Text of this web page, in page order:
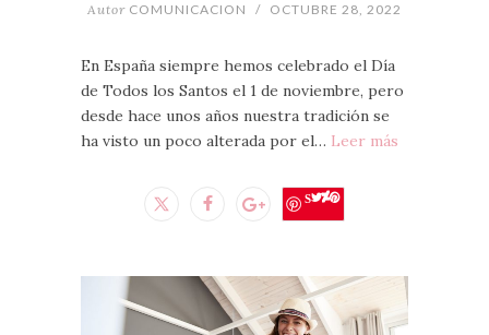
Autor COMUNICACION / OCTUBRE 28, 2022
En España siempre hemos celebrado el Día
de Todos los Santos el 1 de noviembre, pero
desde hace unos años nuestra tradición se
ha visto un poco alterada por el… Leer más
Save